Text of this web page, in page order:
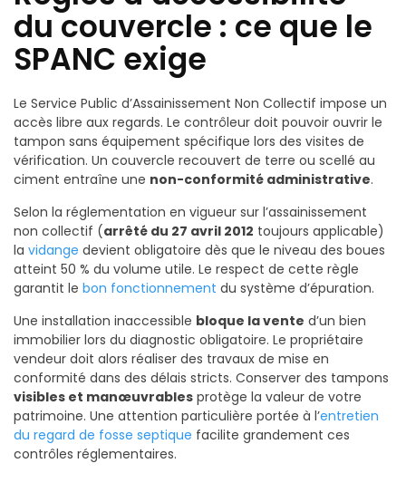
du couvercle : ce que le
SPANC exige
Le Service Public d’Assainissement Non Collectif impose un
accès libre aux regards. Le contrôleur doit pouvoir ouvrir le
tampon sans équipement spécifique lors des visites de
vérification. Un couvercle recouvert de terre ou scellé au
ciment entraîne une non-conformité administrative.
Selon la réglementation en vigueur sur l’assainissement
non collectif (arrêté du 27 avril 2012 toujours applicable)
la vidange devient obligatoire dès que le niveau des boues
atteint 50 % du volume utile. Le respect de cette règle
garantit le bon fonctionnement du système d’épuration.
Une installation inaccessible bloque la vente d’un bien
immobilier lors du diagnostic obligatoire. Le propriétaire
vendeur doit alors réaliser des travaux de mise en
conformité dans des délais stricts. Conserver des tampons
visibles et manœuvrables protège la valeur de votre
patrimoine. Une attention particulière portée à l’entretien
du regard de fosse septique facilite grandement ces
contrôles réglementaires.